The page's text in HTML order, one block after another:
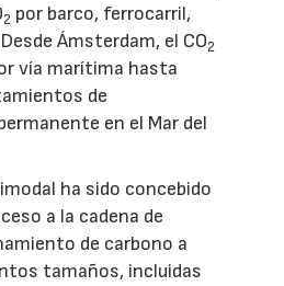
2 por barco, ferrocarril,
Ámsterdam, el CO2
vía marítima hasta
de
en el Mar del
ha sido concebido
a la cadena de
de carbono a
tamaños, incluidas